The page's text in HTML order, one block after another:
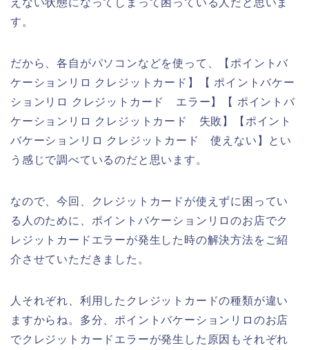
す。
だから、各自がパソコンなどを使って、【ポイントバ
ケーションリロ クレジットカード】【 ポイントバケー
ションリロ クレジットカード エラー】【 ポイントバ
ケーションリロ クレジットカード 失敗】【ポイント
バケーションリロ クレジットカード 使えない】とい
う感じで調べているのだと思います。
なので、今回、クレジットカードが使えずに困ってい
る人のために、ポイントバケーションリロのお店でク
レジットカードエラーが発生した時の解決方法をご紹
介させていただきました。
人それぞれ、利用したクレジットカードの種類が違い
ますからね。多分、ポイントバケーションリロのお店
でクレジットカードエラーが発生した原因もそれぞれ